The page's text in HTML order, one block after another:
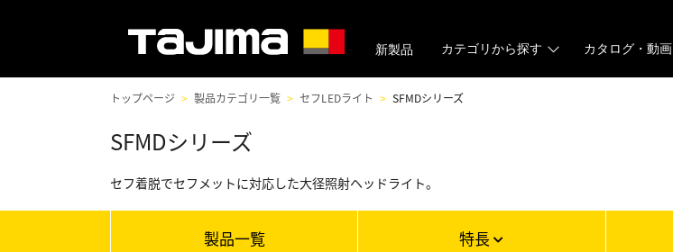
新製品 カテゴリから探す カタログ・動画
トップページ 製品カテゴリ一覧 セフLEDライト SFMDシリーズ
SFMDシリーズ
セフ着脱でセフメットに対応した大径照射ヘッドライト。
製品一覧 特長